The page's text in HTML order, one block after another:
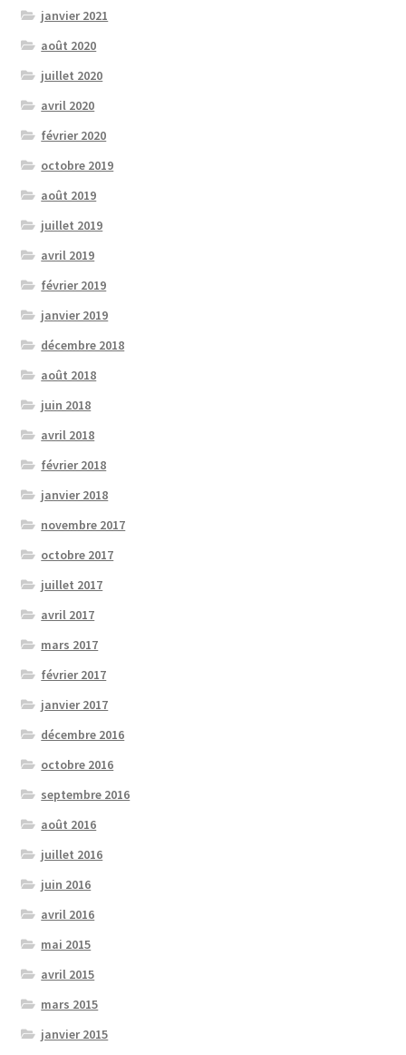
janvier 2021
août 2020
juillet 2020
avril 2020
février 2020
octobre 2019
août 2019
juillet 2019
avril 2019
février 2019
janvier 2019
décembre 2018
août 2018
juin 2018
avril 2018
février 2018
janvier 2018
novembre 2017
octobre 2017
juillet 2017
avril 2017
mars 2017
février 2017
janvier 2017
décembre 2016
octobre 2016
septembre 2016
août 2016
juillet 2016
juin 2016
avril 2016
mai 2015
avril 2015
mars 2015
janvier 2015